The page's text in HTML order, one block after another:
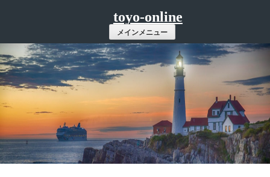
ツ
へ
ス
キ
ッ
プ
toyo-online
メインメニュー